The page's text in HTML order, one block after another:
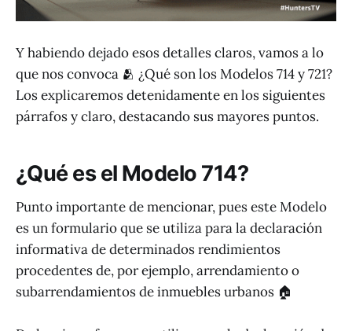
Y habiendo dejado esos detalles claros, vamos a lo
que nos convoca 🫂 ¿Qué son los Modelos 714 y 721?
Los explicaremos detenidamente en los siguientes
párrafos y claro, destacando sus mayores puntos.
¿Qué es el Modelo 714?
Punto importante de mencionar, pues este Modelo
es un formulario que se utiliza para la declaración
informativa de determinados rendimientos
procedentes de, por ejemplo, arrendamiento o
subarrendamientos de inmuebles urbanos 🏠